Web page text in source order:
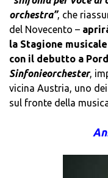
orchestra”, che
del Novecento –
la Stagione
con il debutto a
Sinfonieorchester,
vicina Austria, uno
sul fronte della